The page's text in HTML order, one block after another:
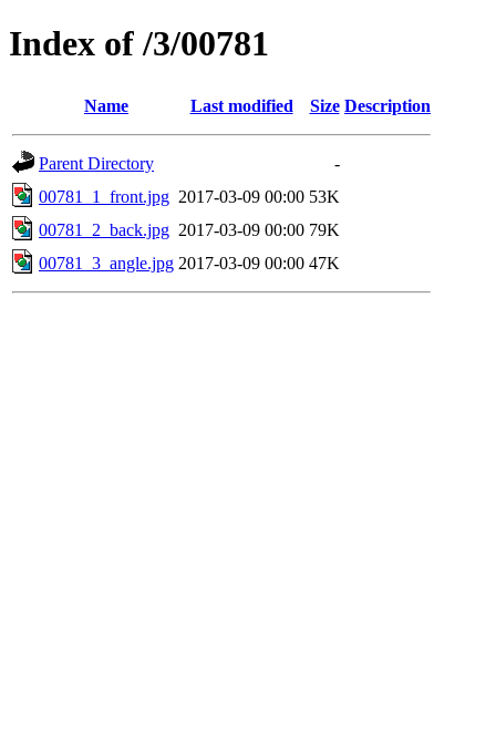
Index of /3/00781
Name Last modified Size Description
Parent Directory
-
00781_1_front.jpg 2017-03-09 00:00 53K
00781_2_back.jpg 2017-03-09 00:00 79K
00781_3_angle.jpg 2017-03-09 00:00 47K